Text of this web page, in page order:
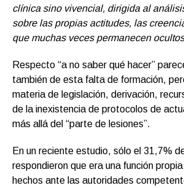
clínica sino vivencial, dirigida al
sobre las propias actitudes, las
que muchas veces permanecen
Respecto “a no saber qué hacer”
también de esta falta de formación,
materia de legislación, derivación,
de la inexistencia de protocolos de
más allá del “parte de lesiones”.
En un reciente estudio, sólo el 31,7%
respondieron que era una función
hechos ante las autoridades